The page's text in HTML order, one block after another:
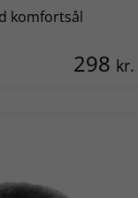
komfortsål
298 kr.